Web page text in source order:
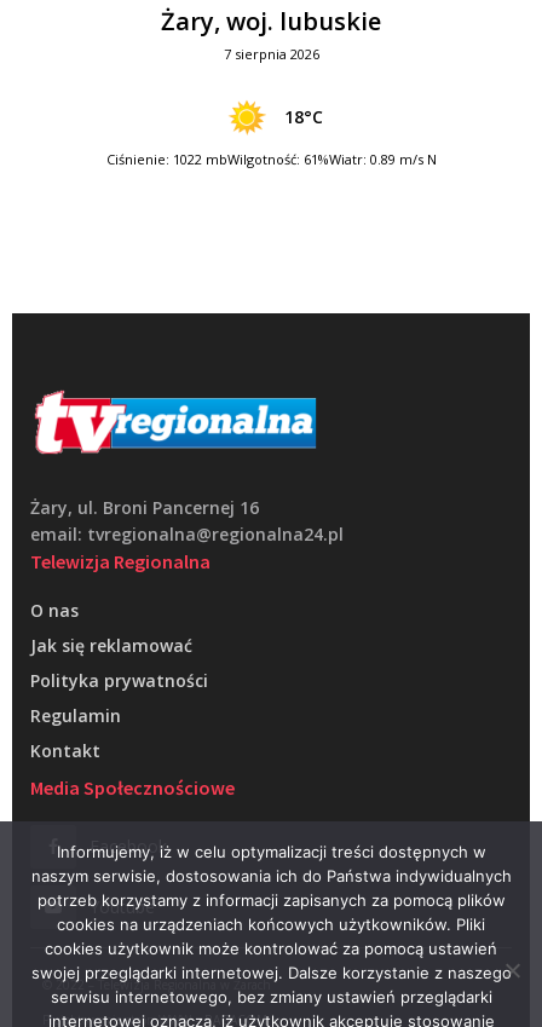
Żary, woj. lubuskie
7 sierpnia 2026
18°C
Ciśnienie: 1022 mbWilgotność: 61%Wiatr: 0.89 m/s N
Żary, ul. Broni Pancernej 16
email: tvregionalna@regionalna24.pl
Telewizja Regionalna
O nas
Jak się reklamować
Polityka prywatności
Regulamin
Kontakt
Media Społecznościowe
Facebook
Youtube
© 2022 – Telewizja Regionalna w Żarach
Projektowanie stron WWW –RAGACOM
Informujemy, iż w celu optymalizacji treści dostępnych w
naszym serwisie, dostosowania ich do Państwa indywidualnych
potrzeb korzystamy z informacji zapisanych za pomocą plików
cookies na urządzeniach końcowych użytkowników. Pliki
cookies użytkownik może kontrolować za pomocą ustawień
swojej przeglądarki internetowej. Dalsze korzystanie z naszego
serwisu internetowego, bez zmiany ustawień przeglądarki
internetowej oznacza, iż użytkownik akceptuje stosowanie